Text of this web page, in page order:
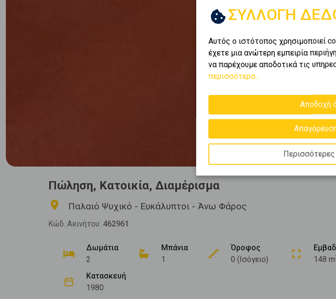
Πώληση, Κατοικία, Διαμέρισμα
Παλαιό Ψυχικό - Ευκάλυπτοι - Άνω Φάρος
Κώδ. Ακινήτου: 462961
Δωμάτια
2
Μπάνια
1
Όροφος
0 (Ισόγειο)
148 m
Κατασκευή
1980
ΣΥΛΛΟΓΗ
Αυτός ο ιστότοπος χρησιμοποιεί
έχετε μια ανώτερη εμπειρία
να παρέχουμε αποδοτικά τις
περισσότερα...
Αποδοχή
Περισσότερες